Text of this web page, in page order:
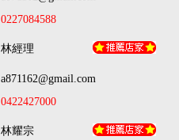
0227084588
林經理
a871162@gmail.com
0422427000
林耀宗